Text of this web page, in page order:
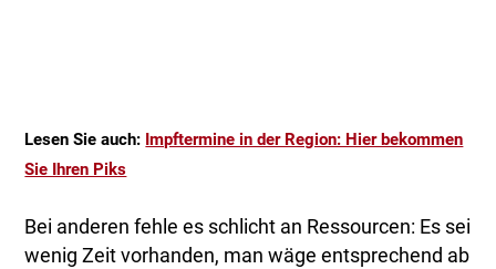
Lesen Sie auch: Impftermine in der Region: Hier bekommen
Sie Ihren Piks
Bei anderen fehle es schlicht an Ressourcen: Es sei
wenig Zeit vorhanden, man wäge entsprechend ab